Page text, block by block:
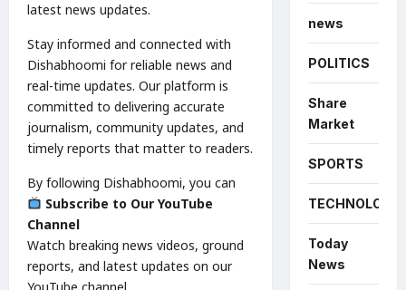
latest news updates.
Stay informed and connected with
Dishabhoomi for reliable news and
real-time updates. Our platform is
committed to delivering accurate
journalism, community updates, and
timely reports that matter to readers.
By following Dishabhoomi, you can
Subscribe to Our YouTube
Channel
Watch breaking news videos, ground
reports, and latest updates on our
news
POLITICS
Share
Market
SPORTS
TECHNOLOGY
Today
News